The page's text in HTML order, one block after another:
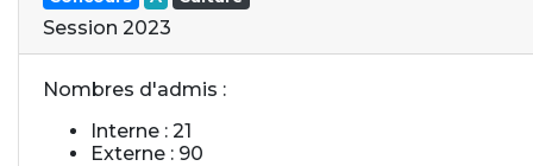
Session 2023
Nombres d'admis :
Interne : 21
Externe : 90